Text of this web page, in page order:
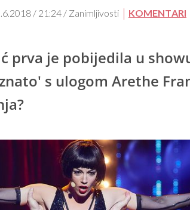
/ 21:24 / Zanimljivosti KOMENTARI
prva je pobijedila u
s ulogom Arethe